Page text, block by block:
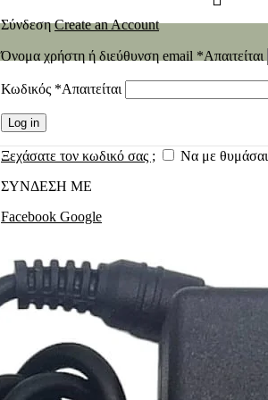
ΣύνδεσηCreate an Account
Όνομα χρήστη ή διεύθυνση email *Απαιτείται
Κωδικός *Απαιτείται
Log in
Ξεχάσατε τον κωδικό σας ;
Να με θυμάσαι
ΣΥΝΔΕΣΗ ΜΕ
Facebook Google